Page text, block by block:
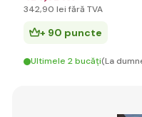
342,90 lei fără TVA
+ 90 puncte
Ultimele 2 bucăți(La